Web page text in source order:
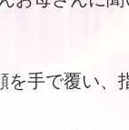
を手で覆い、